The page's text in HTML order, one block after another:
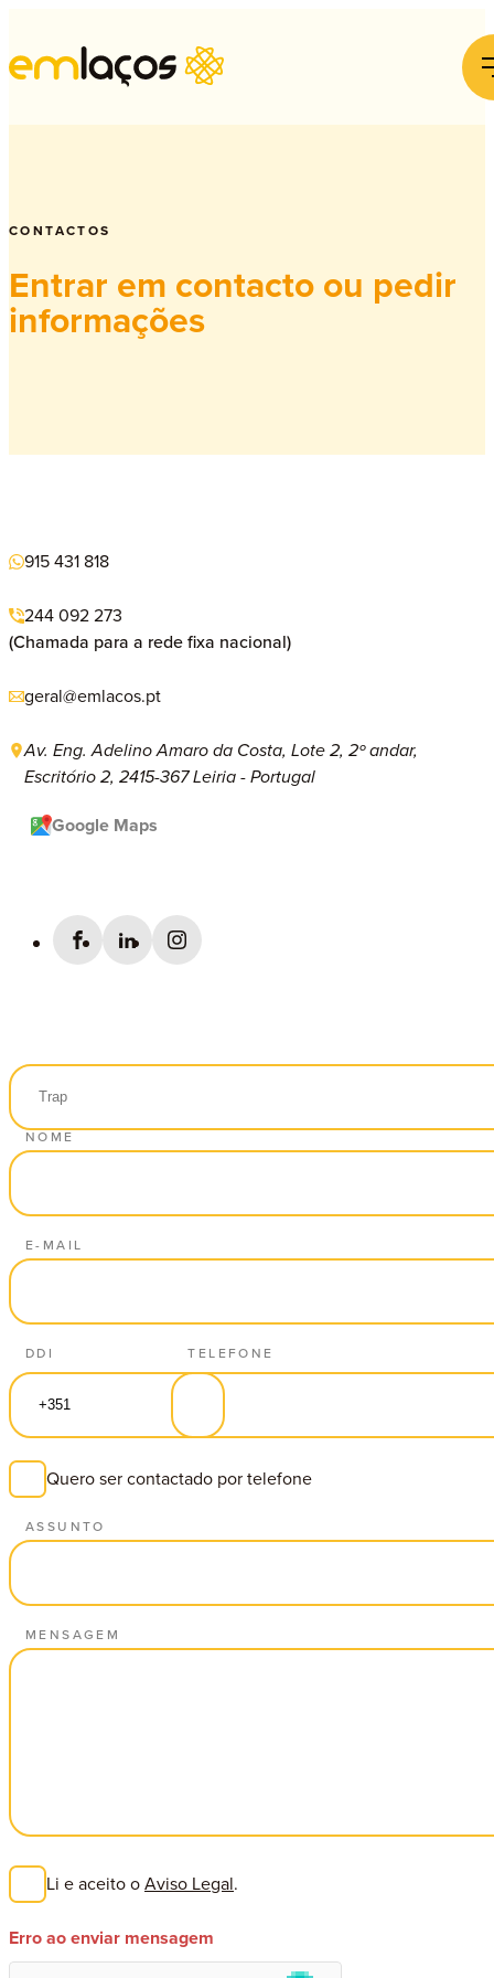
CONTACTOS
Entrar em contacto ou pedir
informações
915 431 818
244 092 273
(Chamada para a rede fixa nacional)
geral@emlacos.pt
Av. Eng. Adelino Amaro da Costa, Lote 2, 2º andar,
Escritório 2, 2415-367 Leiria - Portugal
Google Maps
NOME
E-MAIL
DDI TELEFONE
Quero ser contactado por telefone
ASSUNTO
MENSAGEM
Li e aceito oAviso Legal.
Erro ao enviar mensagem